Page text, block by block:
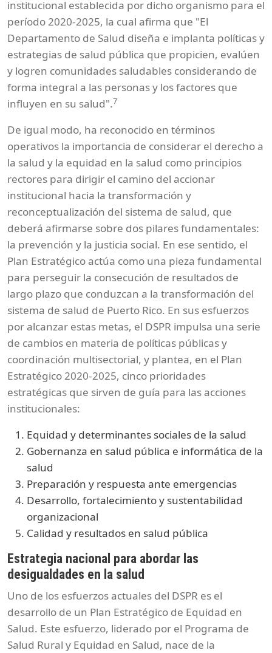
institucional establecida por dicho organismo para el
período 2020-2025, la cual afirma que "El
Departamento de Salud diseña e implanta políticas y
estrategias de salud pública que propicien, evalúen
y logren comunidades saludables considerando de
forma integral a las personas y los factores que
influyen en su salud".7
De igual modo, ha reconocido en términos
operativos la importancia de considerar el derecho a
la salud y la equidad en la salud como principios
rectores para dirigir el camino del accionar
institucional hacia la transformación y
reconceptualización del sistema de salud, que
deberá afirmarse sobre dos pilares fundamentales:
la prevención y la justicia social. En ese sentido, el
Plan Estratégico actúa como una pieza fundamental
para perseguir la consecución de resultados de
largo plazo que conduzcan a la transformación del
sistema de salud de Puerto Rico. En sus esfuerzos
por alcanzar estas metas, el DSPR impulsa una serie
de cambios en materia de políticas públicas y
coordinación multisectorial, y plantea, en el Plan
Estratégico 2020-2025, cinco prioridades
estratégicas que sirven de guía para las acciones
institucionales:
Equidad y determinantes sociales de la salud
Gobernanza en salud pública e informática de la
salud
Preparación y respuesta ante emergencias
Desarrollo, fortalecimiento y sustentabilidad
organizacional
Calidad y resultados en salud pública
Estrategia nacional para abordar las
desigualdades en la salud
Uno de los esfuerzos actuales del DSPR es el
desarrollo de un Plan Estratégico de Equidad en
Salud. Este esfuerzo, liderado por el Programa de
Salud Rural y Equidad en Salud, nace de la